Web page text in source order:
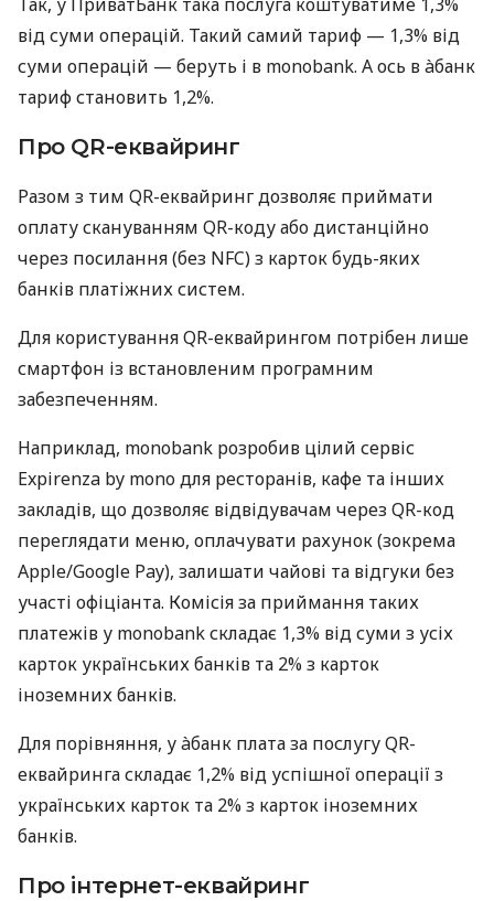
від суми операцій. Такий самий тариф — 1,3% від
суми операцій — беруть і в monobank. А ось в àбанк
тариф становить 1,2%.
Про QR-еквайринг
Разом з тим QR-еквайринг дозволяє приймати
оплату скануванням QR-коду або дистанційно
через посилання (без NFC) з карток будь-яких
банків платіжних систем.
Для користування QR-еквайрингом потрібен лише
смартфон із встановленим програмним
забезпеченням.
Наприклад, monobank розробив цілий сервіс
Expirenza by mono для ресторанів, кафе та інших
закладів, що дозволяє відвідувачам через QR-код
переглядати меню, оплачувати рахунок (зокрема
Apple/Google Pay), залишати чайові та відгуки без
участі офіціанта. Комісія за приймання таких
платежів у monobank складає 1,3% від суми з усіх
карток українських банків та 2% з карток
іноземних банків.
Для порівняння, у àбанк плата за послугу QR-
еквайринга складає 1,2% від успішної операції з
українських карток та 2% з карток іноземних
банків.
Про інтернет-еквайринг